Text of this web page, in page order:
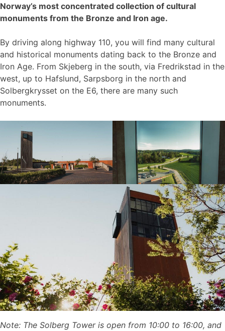
Norway’s most concentrated collection of cultural
monuments from the Bronze and Iron age.
By driving along highway 110, you will find many cultural
and historical monuments dating back to the Bronze and
Iron Age. From Skjeberg in the south, via Fredrikstad in the
west, up to Hafslund, Sarpsborg in the north and
Solbergkrysset on the E6, there are many such
monuments.
Note: The Solberg Tower is open from 10:00 to 16:00, and